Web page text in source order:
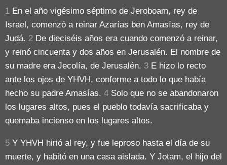
1 En el año vigésimo séptimo de Jeroboam, rey de
Israel, comenzó a reinar Azarías ben Amasías, rey de
Judá. 2 De dieciséis años era cuando comenzó a reinar,
y reinó cincuenta y dos años en Jerusalén. El nombre de
su madre era Jecolía, de Jerusalén. 3 E hizo lo recto
ante los ojos de YHVH, conforme a todo lo que había
hecho su padre Amasías. 4 Solo que no se abandonaron
los lugares altos, pues el pueblo todavía sacrificaba y
quemaba incienso en los lugares altos.
5 Y YHVH hirió al rey, y fue leproso hasta el día de su
muerte, y habitó en una casa aislada. Y Jotam, el hijo del